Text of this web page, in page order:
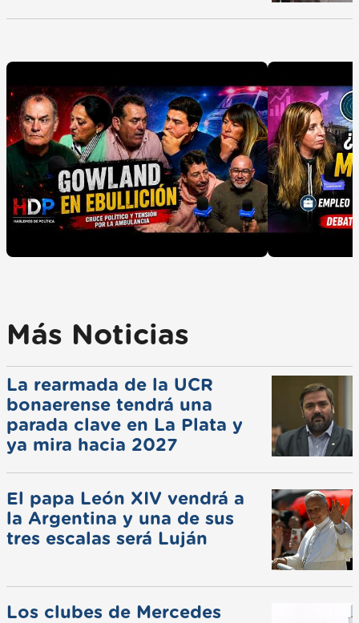
Más Noticias
La rearmada de la UCR
bonaerense tendrá una
parada clave en La Plata y
ya mira hacia 2027
El papa León XIV vendrá a
la Argentina y una de sus
tres escalas será Luján
Los clubes de Mercedes